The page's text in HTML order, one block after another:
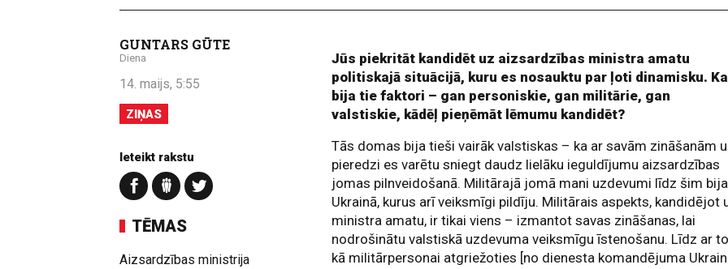
GUNTARS GŪTE
Diena
14. maijs, 5:55
ZIŅAS
Ieteikt rakstu
TĒMAS
Aizsardzības ministrija
Jūs piekritāt kandidēt uz aizsardzības ministra amatu
politiskajā situācijā, kuru es nosauktu par ļoti dinamisku.
bija tie faktori – gan personiskie, gan militārie, gan
valstiskie, kādēļ pieņēmāt lēmumu kandidēt?
Tās domas bija tieši vairāk valstiskas – ka ar savām zināšanām
pieredzi es varētu sniegt daudz lielāku ieguldījumu aizsardzības
jomas pilnveidošanā. Militārajā jomā mani uzdevumi līdz šim bija
Ukrainā, kurus arī veiksmīgi pildīju. Militārais aspekts, kandidējot
ministra amatu, ir tikai viens – izmantot savas zināšanas, lai
nodrošinātu valstiskā uzdevuma veiksmīgu īstenošanu. Līdz ar
kā militārpersonai atgriežoties [no dienesta komandējuma